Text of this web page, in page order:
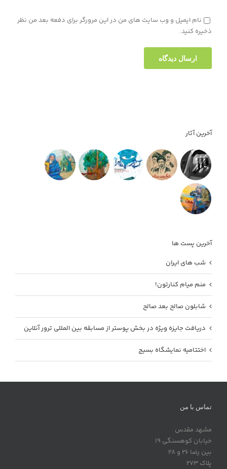
نام ایمیل و وب سایت های من در این مرورگر برای دفعه بعد من نظر
ذخیره کنید.
آخرین آثار
آخرین پست ها
شب های ایران
منم میام کنارتون!
شابلون صالح بعد صالح
دریافت جایزه ویژه در بخش پوستر از مسابقه بین المللی ترور آنلاین
اختتامیه نمایشگاه بسیج
تماس با من
مشهد مقدس
خیابان کوهسنگی 19
بین رضا 26 و 28
پلاک 273